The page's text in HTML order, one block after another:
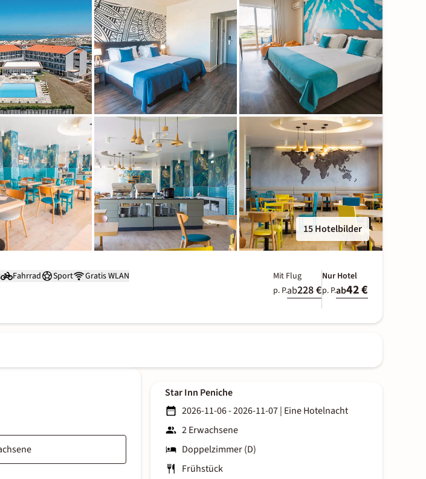
15 Hotelbilder
Fahrrad Sport Gratis WLAN
Mit Flug
p. P.ab228 €
Nur Hotel
p. P.ab42 €
Star Inn Peniche
2026-11-06 - 2026-11-07| Eine Hotelnacht
2 Erwachsene
Doppelzimmer (D)
Frühstück